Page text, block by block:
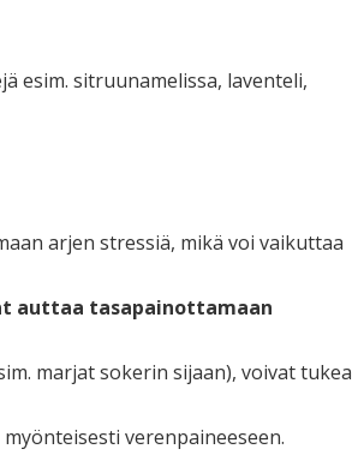
esim. sitruunamelissa, laventeli,
arjen stressiä, mikä voi vaikuttaa
auttaa tasapainottamaan
marjat sokerin sijaan), voivat tukea
verenpaineeseen.